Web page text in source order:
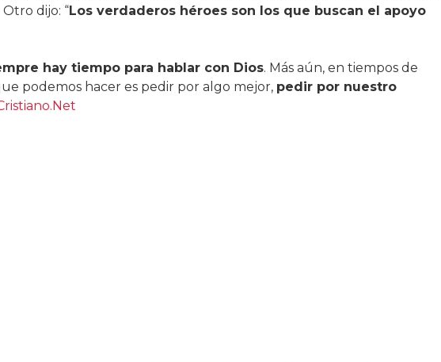
dijo: “Los verdaderos héroes son los que buscan el apoyo
hay tiempo para hablar con Dios. Más aún, en tiempos de
podemos hacer es pedir por algo mejor, pedir por nuestro